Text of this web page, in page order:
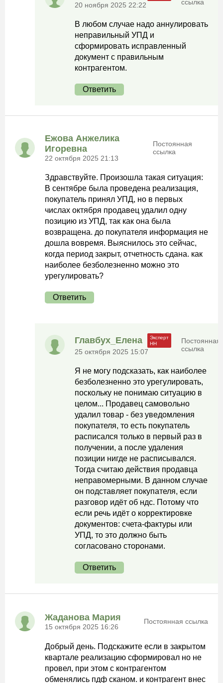
20 ноября 2025 22:22
ссылка
В любом случае надо аннулировать
неправильный УПД и
сформировать исправленный
документ с правильным
контрагентом.
Ответить
Ежова Анжелика
Игоревна
22 октября 2025 21:13
Постоянная
ссылка
Здравствуйте. Произошла такая ситуация:
В сентябре была проведена реализация,
покупатель принял УПД, но в первых
числах октября продавец удалил одну
позицию из УПД, так как она была
возвращена. до покупателя информация не
дошла вовремя. Выяснилось это сейчас,
когда период закрыт, отчетность сдана. как
наиболее безболезненно можно это
урегулировать?
Ответить
Главбух_Елена
25 октября 2025 15:07
Постоянная
ссылка
Я не могу подсказать, как наиболее
безболезненно это урегулировать,
поскольку не понимаю ситуацию в
целом... Продавец самовольно
удалил товар - без уведомления
покупателя, то есть покупатель
расписался только в первый раз в
получении, а после удаления
позиции нигде не расписывался.
Тогда считаю действия продавца
неправомерными. В данном случае
он подставляет покупателя, если
разговор идёт об ндс. Потому что
если речь идёт о корректировке
документов: счета-фактуры или
УПД, то это должно быть
согласовано сторонами.
Ответить
Жаданова Мария
15 октября 2025 16:26
Постоянная ссылка
Добрый день. Подскажите если в закрытом
квартале реализацию сформировал но не
провел, при этом с контрагентом
обменялись пдф сканом. и контрагент внес